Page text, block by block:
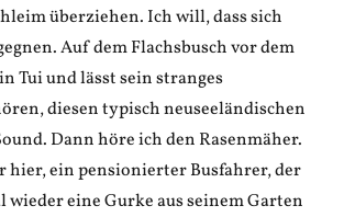
überziehen. Ich will, dass sich
Auf dem Flachsbusch vor dem
Tui und lässt sein stranges
diesen typisch neuseeländischen
Dann höre ich den Rasenmäher.
hier, ein pensionierter Busfahrer, der
wieder eine Gurke aus seinem Garten